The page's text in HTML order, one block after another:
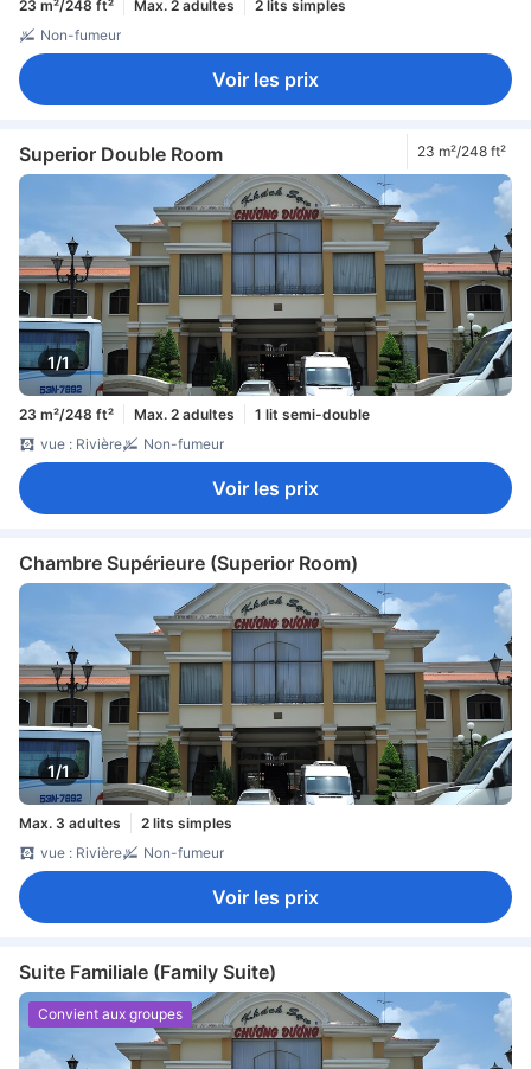
23 m²/248 ft² Max. 2 adultes
2 lits simples
Non-fumeur
Voir les prix
Superior Double Room 23 m²/248 ft²
1/1
23 m²/248 ft² Max. 2 adultes
1 lit semi-double
vue : Rivière
Non-fumeur
Voir les prix
Chambre Supérieure (Superior Room)
1/1
Max. 3 adultes
2 lits simples
vue : Rivière
Non-fumeur
Voir les prix
Suite Familiale (Family Suite)
Convient aux groupes